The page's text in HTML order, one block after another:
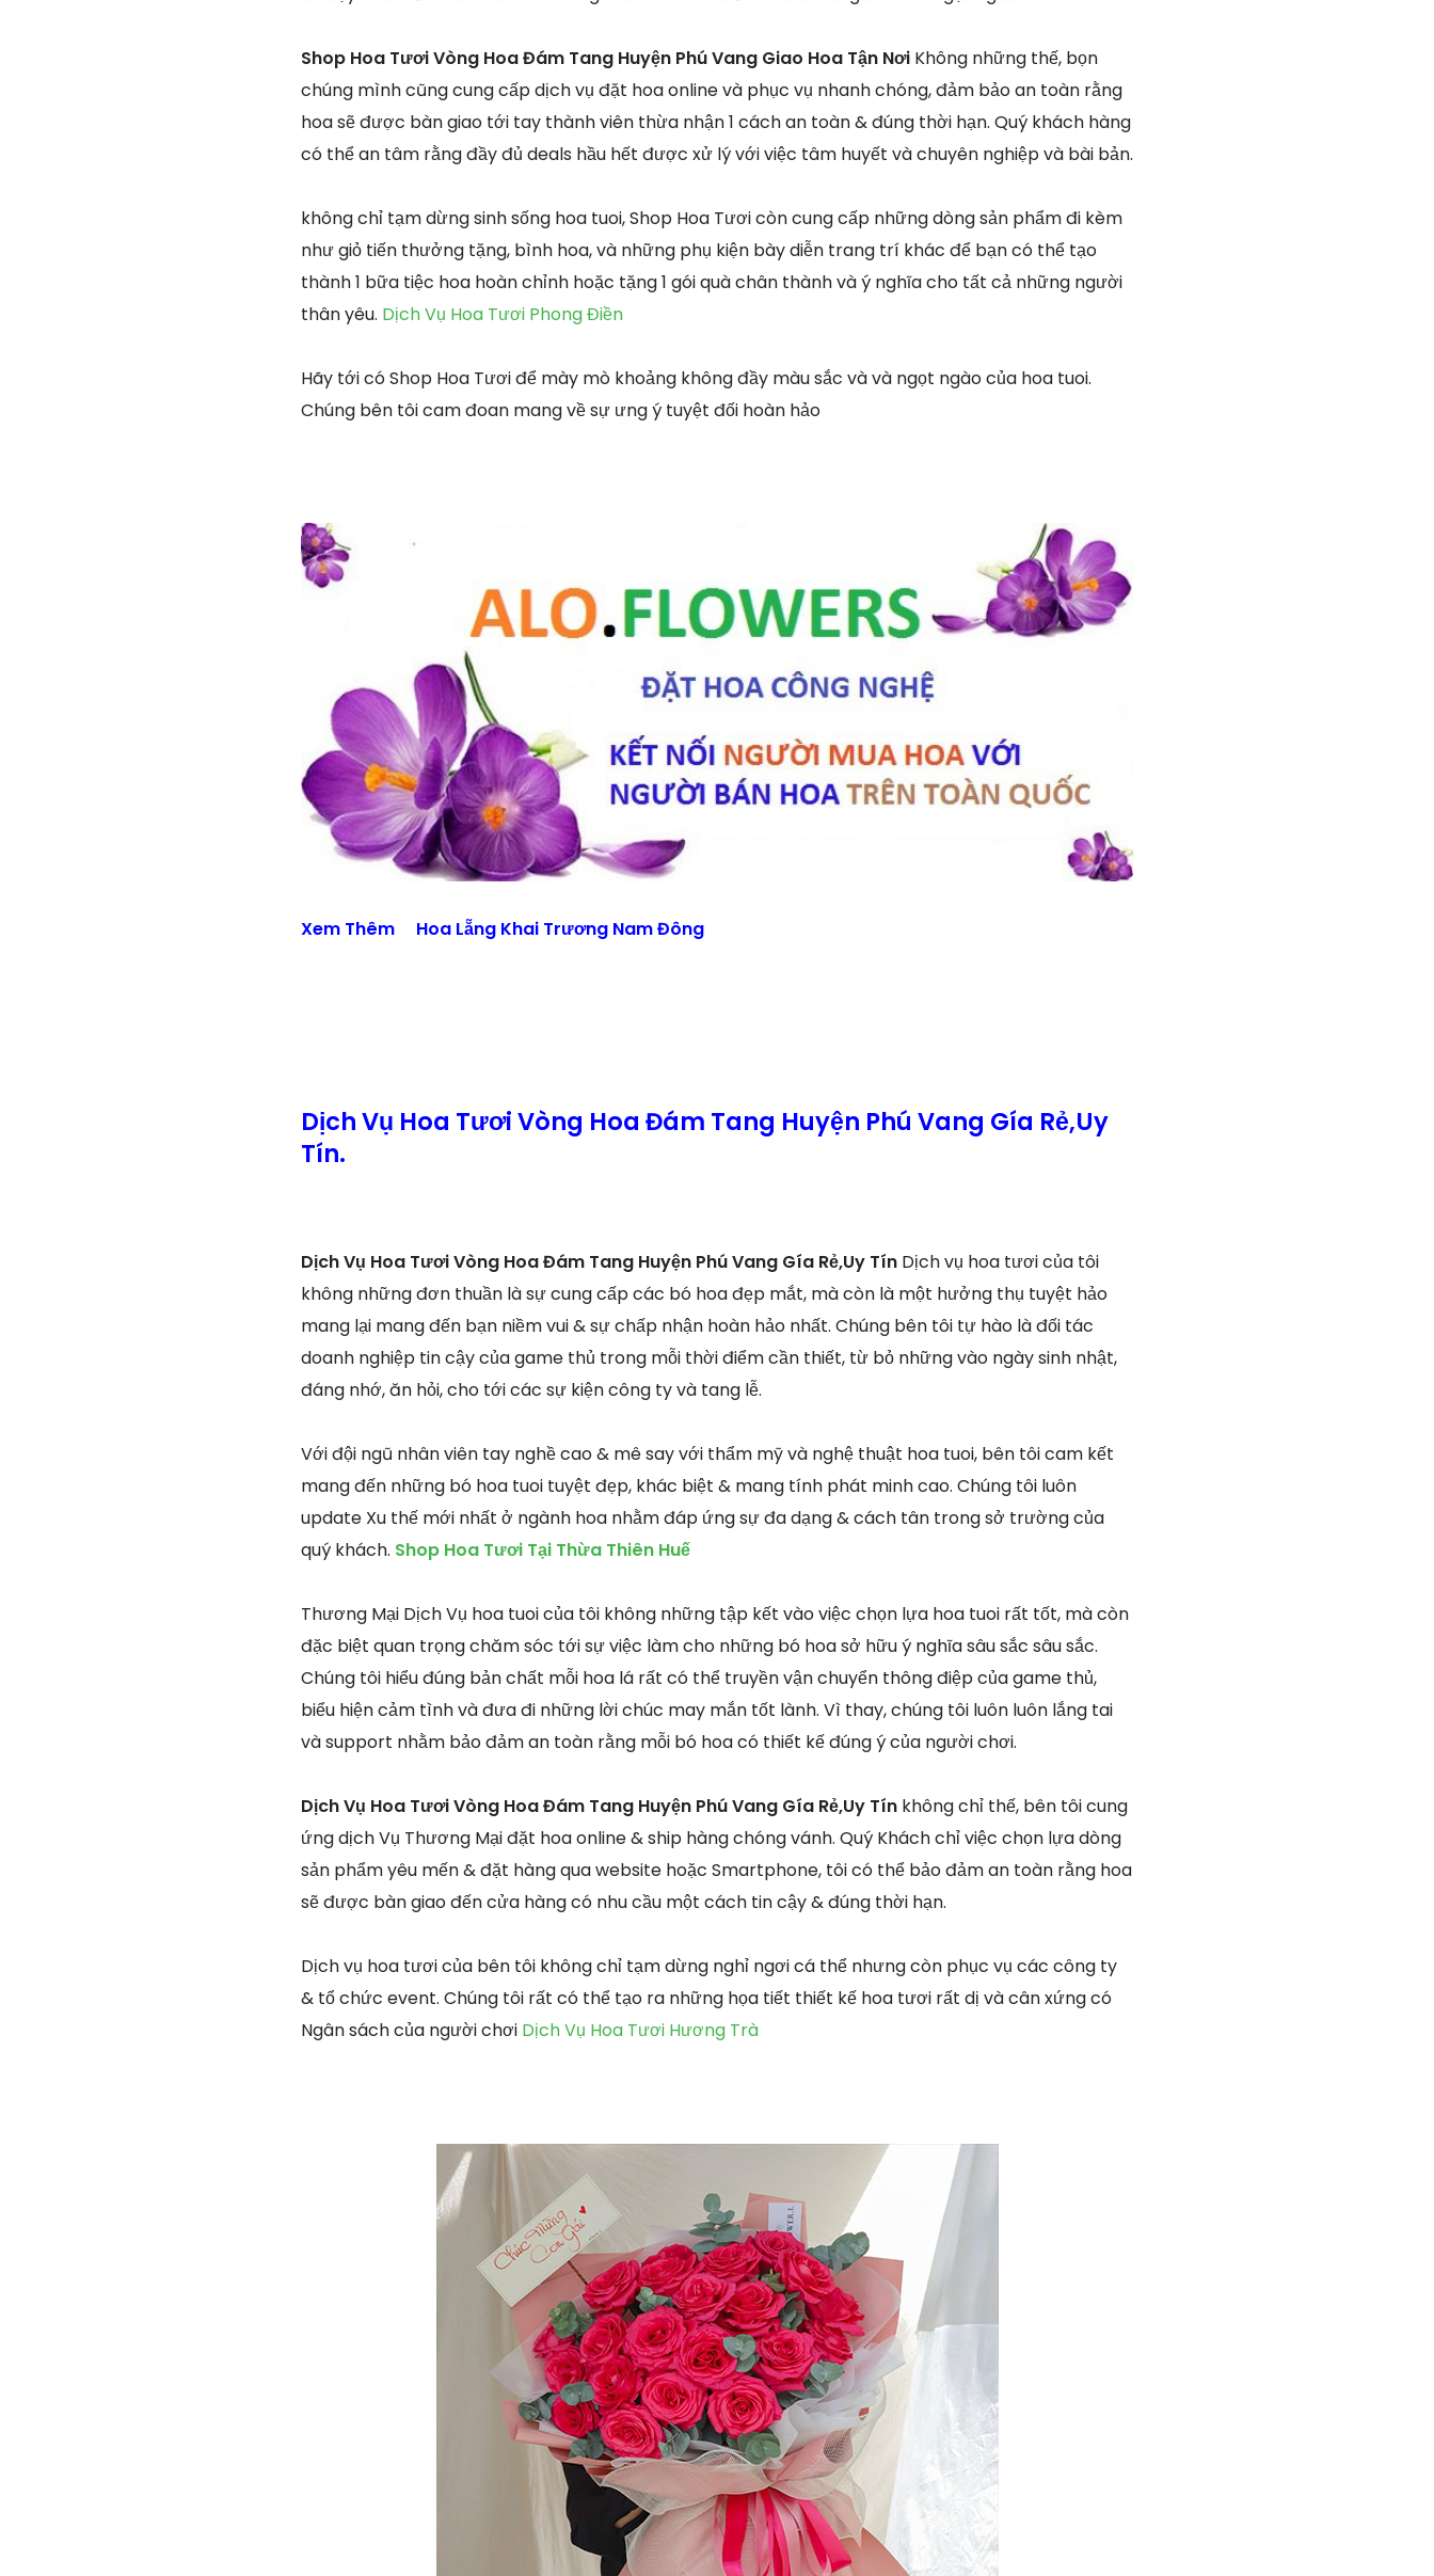
Shop Hoa Tươi Vòng Hoa Đám Tang Huyện Phú Vang Giao Hoa Tận Nơi Không những thế, bọn
chúng mình cũng cung cấp dịch vụ đặt hoa online và phục vụ nhanh chóng, đảm bảo an toàn rằng
hoa sẽ được bàn giao tới tay thành viên thừa nhận 1 cách an toàn & đúng thời hạn. Quý khách hàng
có thể an tâm rằng đầy đủ deals hầu hết được xử lý với việc tâm huyết và chuyên nghiệp và bài bản.
không chỉ tạm dừng sinh sống hoa tuoi, Shop Hoa Tươi còn cung cấp những dòng sản phẩm đi kèm
như giỏ tiến thưởng tặng, bình hoa, và những phụ kiện bày diễn trang trí khác để bạn có thể tạo
thành 1 bữa tiệc hoa hoàn chỉnh hoặc tặng 1 gói quà chân thành và ý nghĩa cho tất cả những người
thân yêu. Dịch Vụ Hoa Tươi Phong Điền
Hãy tới có Shop Hoa Tươi để mày mò khoảng không đầy màu sắc và và ngọt ngào của hoa tuoi.
Chúng bên tôi cam đoan mang về sự ưng ý tuyệt đối hoàn hảo
Xem Thêm Hoa Lẵng Khai Trương Nam Đông
Dịch Vụ Hoa Tươi Vòng Hoa Đám Tang Huyện Phú Vang Gía Rẻ,Uy
Tín.
Dịch Vụ Hoa Tươi Vòng Hoa Đám Tang Huyện Phú Vang Gía Rẻ,Uy Tín Dịch vụ hoa tươi của tôi
không những đơn thuần là sự cung cấp các bó hoa đẹp mắt, mà còn là một hưởng thụ tuyệt hảo
mang lại mang đến bạn niềm vui & sự chấp nhận hoàn hảo nhất. Chúng bên tôi tự hào là đối tác
doanh nghiệp tin cậy của game thủ trong mỗi thời điểm cần thiết, từ bỏ những vào ngày sinh nhật,
đáng nhớ, ăn hỏi, cho tới các sự kiện công ty và tang lễ.
Với đội ngũ nhân viên tay nghề cao & mê say với thẩm mỹ và nghệ thuật hoa tuoi, bên tôi cam kết
mang đến những bó hoa tuoi tuyệt đẹp, khác biệt & mang tính phát minh cao. Chúng tôi luôn
update Xu thế mới nhất ở ngành hoa nhằm đáp ứng sự đa dạng & cách tân trong sở trường của
quý khách. Shop Hoa Tươi Tại Thừa Thiên Huế
Thương Mại Dịch Vụ hoa tuoi của tôi không những tập kết vào việc chọn lựa hoa tuoi rất tốt, mà còn
đặc biệt quan trọng chăm sóc tới sự việc làm cho những bó hoa sở hữu ý nghĩa sâu sắc sâu sắc.
Chúng tôi hiểu đúng bản chất mỗi hoa lá rất có thể truyền vận chuyển thông điệp của game thủ,
biểu hiện cảm tình và đưa đi những lời chúc may mắn tốt lành. Vì thay, chúng tôi luôn luôn lắng tai
và support nhằm bảo đảm an toàn rằng mỗi bó hoa có thiết kế đúng ý của người chơi.
Dịch Vụ Hoa Tươi Vòng Hoa Đám Tang Huyện Phú Vang Gía Rẻ,Uy Tín không chỉ thế, bên tôi cung
ứng dịch Vụ Thương Mại đặt hoa online & ship hàng chóng vánh. Quý Khách chỉ việc chọn lựa dòng
sản phẩm yêu mến & đặt hàng qua website hoặc Smartphone, tôi có thể bảo đảm an toàn rằng hoa
sẽ được bàn giao đến cửa hàng có nhu cầu một cách tin cậy & đúng thời hạn.
Dịch vụ hoa tươi của bên tôi không chỉ tạm dừng nghỉ ngơi cá thể nhưng còn phục vụ các công ty
& tổ chức event. Chúng tôi rất có thể tạo ra những họa tiết thiết kế hoa tươi rất dị và cân xứng có
Ngân sách của người chơi Dịch Vụ Hoa Tươi Hương Trà